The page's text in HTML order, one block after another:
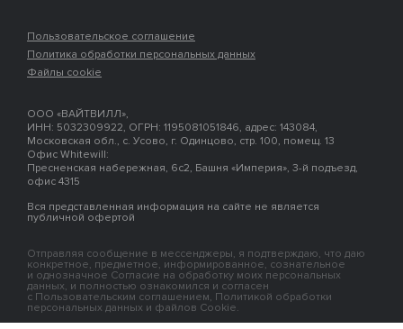
Пользовательское соглашение
Политика обработки персональных данных
Файлы cookie
ООО «ВАЙТВИЛЛ»,
ИНН: 5032309922, ОГРН: 1195081051846, адрес: 143084,
Московская обл., с. Усово, г. Одинцово, стр. 100, помещ. 13
Офис Whitewill:
Пресненская набережная, 6с2, Башня «Империя», 3-й подъезд,
офис 4315
Вся представленная информация на сайте не является
публичной офертой
Отправляя сообщение в мессенджеры, я подтверждаю, что даю
конкретное, предметное, информированное, сознательное
и однозначное Согласие на обработку моих персональных
данных, и полностью ознакомился и согласен
с Пользовательским соглашением, Политикой обработки
персональных данных и файлов Cookie.